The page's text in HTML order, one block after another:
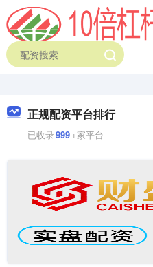
正规配资平台排行
已收录999+家平台